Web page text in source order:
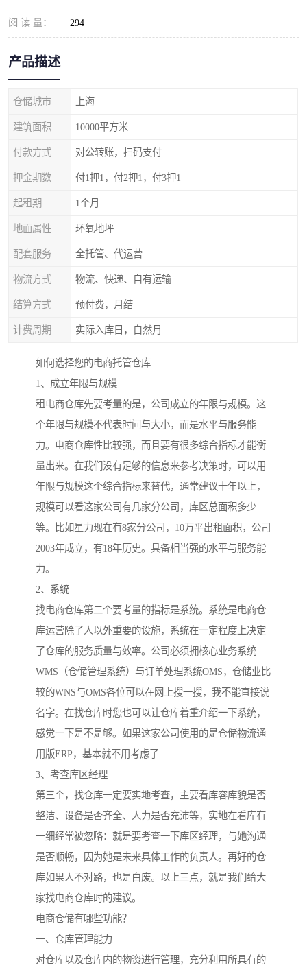
阅 读 量： 294
产品描述
仓储城市 上海
建筑面积 10000平方米
付款方式 对公转账，扫码支付
押金期数 付1押1，付2押1，付3押1
起租期 1个月
地面属性 环氧地坪
配套服务 全托管、代运营
物流方式 物流、快递、自有运输
结算方式 预付费，月结
计费周期 实际入库日，自然月
如何选择您的电商托管仓库
1、成立年限与规模
租电商仓库先要考量的是，公司成立的年限与规模。这
个年限与规模不代表时间与大小，而是水平与服务能
力。电商仓库性比较强，而且要有很多综合指标才能衡
量出来。在我们没有足够的信息来参考决策时，可以用
年限与规模这个综合指标来替代，通常建议十年以上，
规模可以看这家公司有几家分公司，库区总面积多少
等。比如星力现在有8家分公司，10万平出租面积，公司
2003年成立，有18年历史。具备相当强的水平与服务能
力。
2、系统
找电商仓库第二个要考量的指标是系统。系统是电商仓
库运营除了人以外重要的设施，系统在一定程度上决定
了仓库的服务质量与效率。公司必须拥核心业务系统
WMS（仓储管理系统）与订单处理系统OMS，仓储业比
较的WNS与OMS各位可以在网上搜一搜，我不能直接说
名字。在找仓库时您也可以让仓库着重介绍一下系统，
感觉一下是不是够。如果这家公司使用的是仓储物流通
用版ERP，基本就不用考虑了
3、考查库区经理
第三个，找仓库一定要实地考查，主要看库容库貌是否
整洁、设备是否齐全、人力是否充沛等，实地在看库有
一细经常被忽略：就是要考查一下库区经理，与她沟通
是否顺畅，因为她是未来具体工作的负责人。再好的仓
库如果人不对路，也是白废。以上三点，就是我们给大
家找电商仓库时的建议。
电商仓储有哪些功能？
一、仓库管理能力
对仓库以及仓库内的物资进行管理，充分利用所具有的